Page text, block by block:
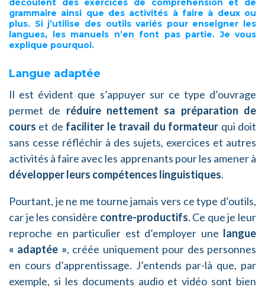
découlent des exercices de compréhension et de
grammaire ainsi que des activités à faire à deux ou
plus. Si j’utilise des outils variés pour enseigner les
langues, les manuels n’en font pas partie. Je vous
explique pourquoi.
Langue adaptée
Il est évident que s’appuyer sur ce type d’ouvrage
permet de réduire nettement sa préparation de
cours et de faciliter le travail du formateur qui doit
sans cesse réfléchir à des sujets, exercices et autres
activités à faire avec les apprenants pour les amener à
développer leurs compétences linguistiques.
Pourtant, je ne me tourne jamais vers ce type d’outils,
car je les considère contre-productifs. Ce que je leur
reproche en particulier est d’employer une langue
« adaptée », créée uniquement pour des personnes
en cours d’apprentissage. J’entends par-là que, par
exemple, si les documents audio et vidéo sont bien